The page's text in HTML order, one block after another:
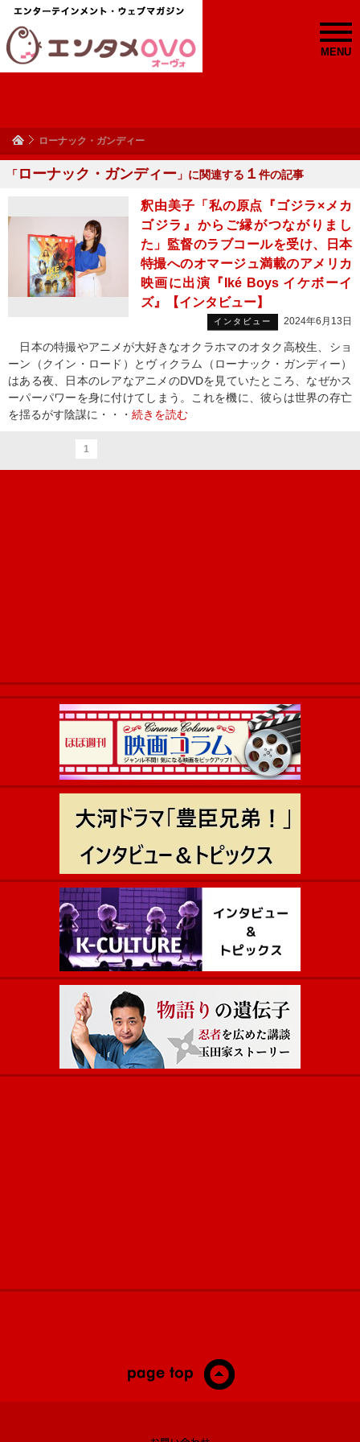
MENU
ローナック・ガンディー
「 ローナック・ガンディー 」に関連する １ 件の記事
釈由美子「私の原点『ゴジラ×メカ
ゴジラ』からご縁がつながりまし
た」監督のラブコールを受け、日本
特撮へのオマージュ満載のアメリカ
映画に出演『Iké Boys イケボーイ
ズ』【インタビュー】
インタビュー 2024年6月13日
日本の特撮やアニメが大好きなオクラホマのオタク高校生、ショ
ーン（クイン・ロード）とヴィクラム（ローナック・ガンディー）
はある夜、日本のレアなアニメのDVDを見ていたところ、なぜかス
ーパーパワーを身に付けてしまう。これを機に、彼らは世界の存亡
を揺るがす陰謀に・・・ 続きを読む
1